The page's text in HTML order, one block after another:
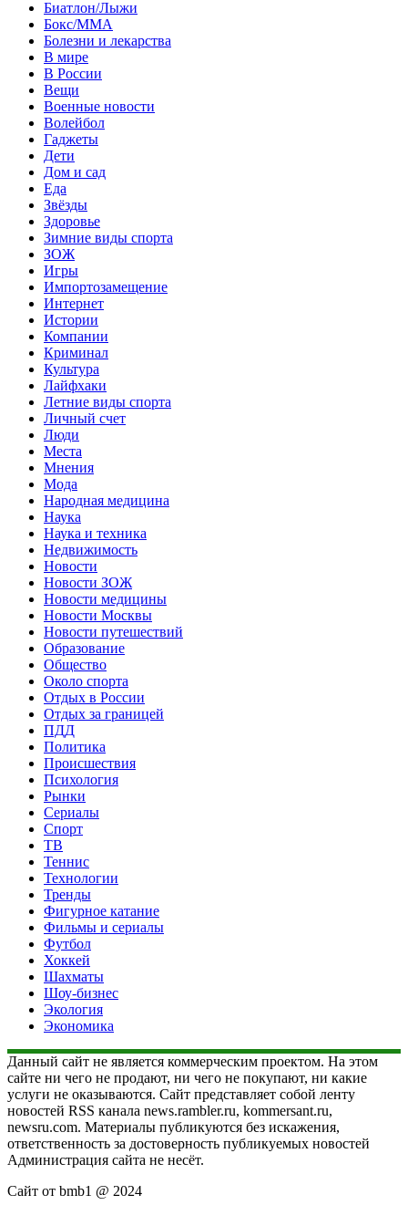
Биатлон/Лыжи
Бокс/MMA
Болезни и лекарства
В мире
В России
Вещи
Военные новости
Волейбол
Гаджеты
Дети
Дом и сад
Еда
Звёзды
Здоровье
Зимние виды спорта
ЗОЖ
Игры
Импортозамещение
Интернет
Истории
Компании
Криминал
Культура
Лайфхаки
Летние виды спорта
Личный счет
Люди
Места
Мнения
Мода
Народная медицина
Наука
Наука и техника
Недвижимость
Новости
Новости ЗОЖ
Новости медицины
Новости Москвы
Новости путешествий
Образование
Общество
Около спорта
Отдых в России
Отдых за границей
ПДД
Политика
Происшествия
Психология
Рынки
Сериалы
Спорт
ТВ
Теннис
Технологии
Тренды
Фигурное катание
Фильмы и сериалы
Футбол
Хоккей
Шахматы
Шоу-бизнес
Экология
Экономика
Данный сайт не является коммерческим проектом. На этом
сайте ни чего не продают, ни чего не покупают, ни какие
услуги не оказываются. Сайт представляет собой ленту
новостей RSS канала news.rambler.ru, kommersant.ru,
newsru.com. Материалы публикуются без искажения,
ответственность за достоверность публикуемых новостей
Администрация сайта не несёт.
Сайт от bmb1 @ 2024